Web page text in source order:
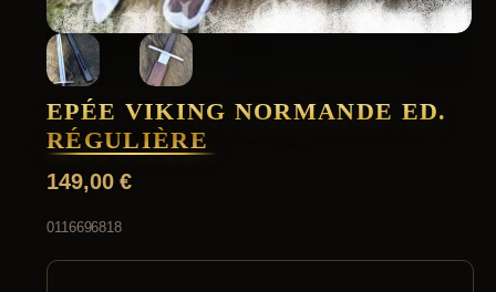
EPÉE VIKING NORMANDE ED.
RÉGULIÈRE
149,00€
0116696818